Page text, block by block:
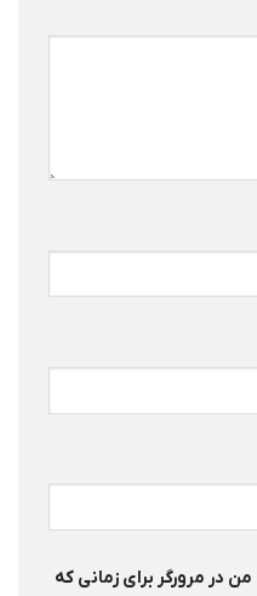
در مرورگر برای زمانی که